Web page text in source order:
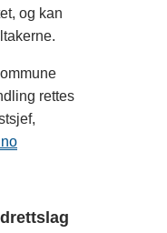
og kan
rettes